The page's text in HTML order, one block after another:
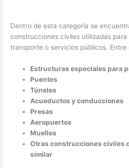
Dentro de esta categoría se
construcciones civiles utilizadas
transporte o servicios públicos. Entre
Estructuras especiales para
Puentes
Túneles
Acueductos y conducciones
Presas
Aeropuertos
Muelles
Otras construcciones civiles
similar